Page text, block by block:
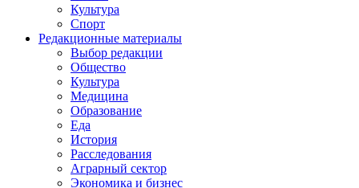
Культура
Спорт
Редакционные материалы
Выбор редакции
Общество
Культура
Медицина
Образование
Еда
История
Расследования
Аграрный сектор
Экономика и бизнес